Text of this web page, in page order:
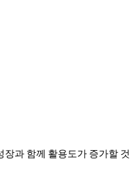
과 함께 활용도가 증가할